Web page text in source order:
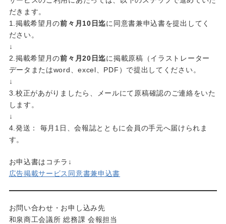
だきます。
1.掲載希望月の前々月10日迄に同意書兼申込書を提出してく
ださい。
↓
2.掲載希望月の前々月20日迄に掲載原稿（イラストレーター
データまたはword、excel、PDF）で提出してください。
↓
3.校正があがりましたら、メールにて原稿確認のご連絡をいた
します。
↓
4.発送： 毎月1日、会報誌とともに会員の手元へ届けられま
す。
お申込書はコチラ↓
広告掲載サービス同意書兼申込書
お問い合わせ・お申し込み先
和泉商工会議所 総務課 会報担当